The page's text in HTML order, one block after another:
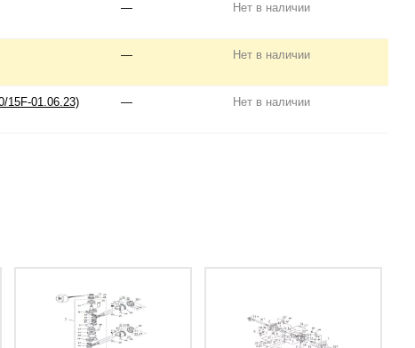
— Нет в наличии
— Нет в наличии
15F-01.06.23)
— Нет в наличии